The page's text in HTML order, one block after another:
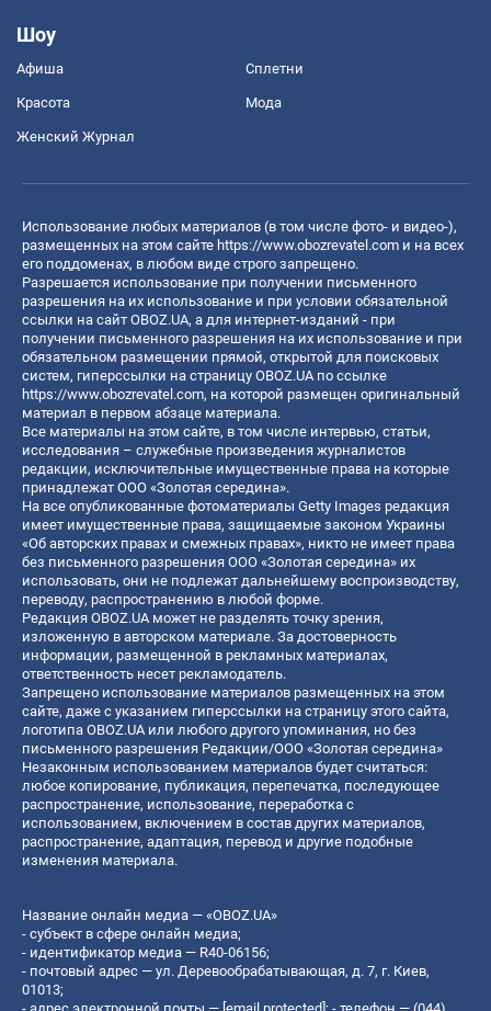
Шоу
Афиша Сплетни
Красота Мода
Женский Журнал
Использование любых материалов (в том числе фото- и видео-),
размещенных на этом сайте https://www.obozrevatel.com и на всех
его поддоменах, в любом виде строго запрещено.
Разрешается использование при получении письменного
разрешения на их использование и при условии обязательной
ссылки на сайт OBOZ.UA, а для интернет-изданий - при
получении письменного разрешения на их использование и при
обязательном размещении прямой, открытой для поисковых
систем, гиперссылки на страницу OBOZ.UA по ссылке
https://www.obozrevatel.com, на которой размещен оригинальный
материал в первом абзаце материала.
Все материалы на этом сайте, в том числе интервью, статьи,
исследования – служебные произведения журналистов
редакции, исключительные имущественные права на которые
принадлежат ООО «Золотая середина».
На все опубликованные фотоматериалы Getty Images редакция
имеет имущественные права, защищаемые законом Украины
«Об авторских правах и смежных правах», никто не имеет права
без письменного разрешения ООО «Золотая середина» их
использовать, они не подлежат дальнейшему воспроизводству,
переводу, распространению в любой форме.
Редакция OBOZ.UA может не разделять точку зрения,
изложенную в авторском материале. За достоверность
информации, размещенной в рекламных материалах,
ответственность несет рекламодатель.
Запрещено использование материалов размещенных на этом
сайте, даже с указанием гиперссылки на страницу этого сайта,
логотипа OBOZ.UA или любого другого упоминания, но без
письменного разрешения Редакции/ООО «Золотая середина»
Незаконным использованием материалов будет считаться:
любое копирование, публикация, перепечатка, последующее
распространение, использование, переработка с
использованием, включением в состав других материалов,
распространение, адаптация, перевод и другие подобные
изменения материала.
Название онлайн медиа — «OBOZ.UA»
- субъект в сфере онлайн медиа;
- идентификатор медиа — R40-06156;
- почтовый адрес — ул. Деревообрабатывающая, д. 7, г. Киев,
01013;